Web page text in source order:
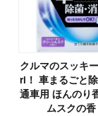
クルマのスッキ
ri！ 車まるごと
通車用 ほんのり
ムスクの